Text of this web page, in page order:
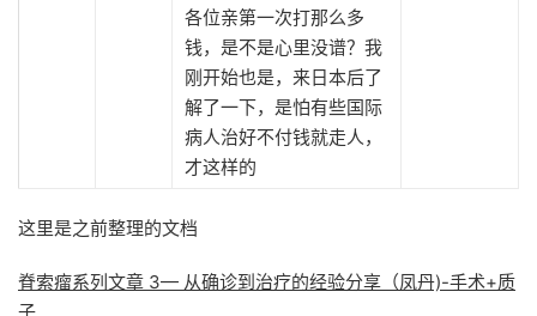
各位亲第一次打那么多
钱，是不是心里没谱？我
刚开始也是，来日本后了
解了一下，是怕有些国际
病人治好不付钱就走人，
才这样的
这里是之前整理的文档
脊索瘤系列文章 3— 从确诊到治疗的经验分享（凤丹)-手术+质